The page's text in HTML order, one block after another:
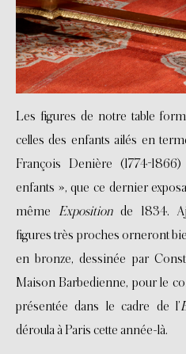
Les figures de notre table
celles des enfants ailés en
François Denière (1774-
enfants », que ce dernier
même Expositionde 1834.
figures très proches orneront
en bronze, dessinée par
Maison Barbedienne, pour le
présentée dans le cadre de l’
déroula à Paris cette année-là.